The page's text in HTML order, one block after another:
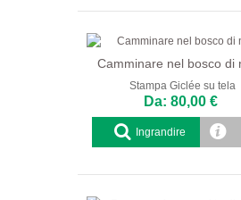
Camminare nel bosco di
Stampa Giclée su tela
Da: 80,00 €
Ingrandire